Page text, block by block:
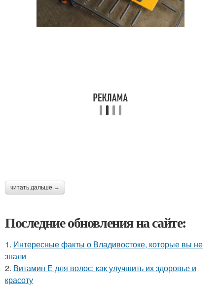
читать дальше →
Последние обновления на сайте:
1. Интересные факты о Владивостоке, которые вы не
знали
2. Витамин Е для волос: как улучшить их здоровье и
красоту